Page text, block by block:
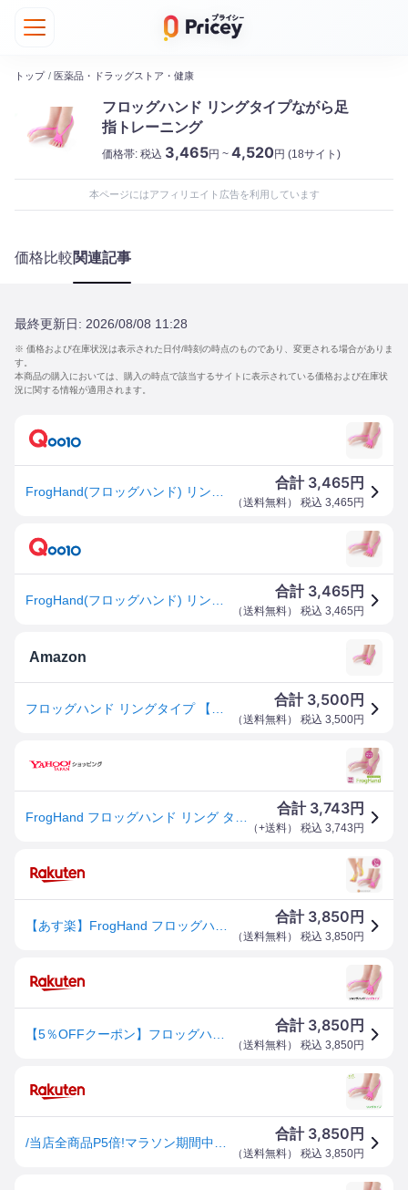
トップ / 医薬品・ドラッグストア・健康
フロッグハンド リングタイプながら足
指トレーニング
価格帯: 税込 3,465円 ~ 4,520円 (18サイト)
本ページにはアフィリエイト広告を利用しています
価格比較関連記事
最終更新日: 2026/08/08 11:28
※ 価格および在庫状況は表示された日付/時刻の時点のものであり、変更される場合がありま
す。
本商品の購入においては、購入の時点で該当するサイトに表示されている価格および在庫状
況に関する情報が適用されます。
合計 3,465円
（送料無料） 税込 3,465 円
合計 3,465円
（送料無料） 税込 3,465 円
Amazon
合計 3,500 円
（送料無料） 税込 3,500円
合計 3,743円
（+送料） 税込 3,743 円
合計 3,850 円
（送料無料） 税込 3,850円
合計 3,850 円
（送料無料） 税込 3,850円
合計 3,850 円
（送料無料） 税込 3,850円